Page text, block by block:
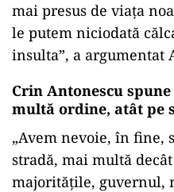
mai presus de viaţa
le putem niciodată
insulta”, a argumentat
Crin Antonescu
multă ordine, atât pe
„Avem nevoie, în fine,
stradă, mai multă
majorităţile, guvernul,